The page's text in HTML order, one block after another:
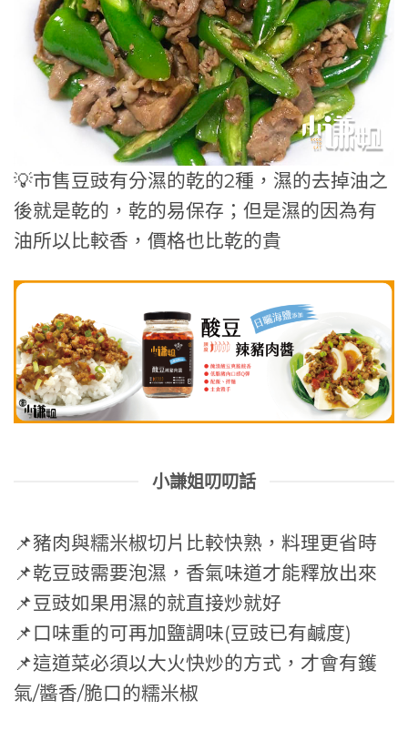
💡市售豆豉有分濕的乾的2種，濕的去掉油之
後就是乾的，乾的易保存；但是濕的因為有
油所以比較香，價格也比乾的貴
小謙姐叨叨話
📌豬肉與糯米椒切片比較快熟，料理更省時
📌乾豆豉需要泡濕，香氣味道才能釋放出來
📌豆豉如果用濕的就直接炒就好
📌口味重的可再加鹽調味(豆豉已有鹹度)
📌這道菜必須以大火快炒的方式，才會有鑊
氣/醬香/脆口的糯米椒